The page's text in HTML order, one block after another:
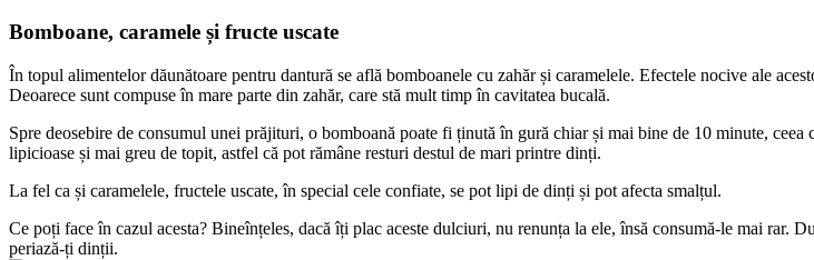
Bomboane, caramele și fructe uscate
În topul alimentelor dăunătoare pentru dantură se află bomboanele cu zahăr și caramelele. Efectele nocive ale
Deoarece sunt compuse în mare parte din zahăr, care stă mult timp în cavitatea bucală.
Spre deosebire de consumul unei prăjituri, o bomboană poate fi ținută în gură chiar și mai bine de 10 minute,
lipicioase și mai greu de topit, astfel că pot rămâne resturi destul de mari printre dinți.
La fel ca și caramelele, fructele uscate, în special cele confiate, se pot lipi de dinți și pot afecta smalțul.
Ce poți face în cazul acesta? Bineînțeles, dacă îți plac aceste dulciuri, nu renunța la ele, însă consumă-le mai rar.
periază-ți dinții.